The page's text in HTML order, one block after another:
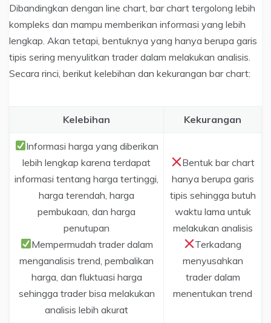
Dibandingkan dengan line chart, bar chart tergolong lebih
kompleks dan mampu memberikan informasi yang lebih
lengkap. Akan tetapi, bentuknya yang hanya berupa garis
tipis sering menyulitkan trader dalam melakukan analisis.
Secara rinci, berikut kelebihan dan kekurangan bar chart:
Kelebihan Kekurangan
Informasi harga yang diberikan
lebih lengkap karena terdapat
informasi tentang harga tertinggi,
harga terendah, harga
pembukaan, dan harga
penutupan
Mempermudah trader dalam
menganalisis trend, pembalikan
harga, dan fluktuasi harga
sehingga trader bisa melakukan
analisis lebih akurat
Bentuk bar chart
hanya berupa garis
tipis sehingga butuh
waktu lama untuk
melakukan analisis
Terkadang
menyusahkan
trader dalam
menentukan trend